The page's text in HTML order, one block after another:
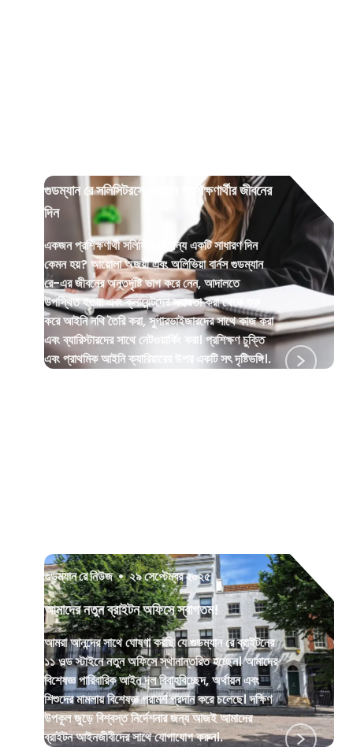
গুডম্যান রে সলিসিটরসে একজন প্রশিক্ষণার্থীর জীবনের
দিন
একজন প্রশিক্ষণার্থী সলিসিটরের জন্য একটি সাধারণ দিন
কেমন হয়? আয়োলা অজয়ী এবং অলিভিয়া বার্নস গুডম্যান
রে-এর জীবনের অন্তর্দৃষ্টি ভাগ করে নেন, আদালতে
উপস্থিত হওয়া এবং ক্লায়েন্টদের সহায়তা করা থেকে শুরু
করে আইনি নথি তৈরি করা, সুপারভাইজারদের সাথে কাজ করা
এবং ব্যারিস্টারদের সাথে নেটওয়ার্কিং করা। প্রশিক্ষণ চুক্তি
এবং প্রাথমিক আইনি ক্যারিয়ারের উপর একটি সৎ দৃষ্টিভঙ্গি।.
গুডম্যান রে নিউজ•২৯ সেপ্টেম্বর ২০২৫
আমাদের নতুন ব্রাইটন অফিসে স্বাগতম!
আমরা আনন্দের সাথে ঘোষণা করছি যে গুডম্যান রে ব্রাইটনের
১১ ওল্ড স্টাইনে নতুন অফিসে স্থানান্তরিত হচ্ছেন। আমাদের
বিশেষজ্ঞ পারিবারিক আইন দল বিবাহবিচ্ছেদ, অর্থায়ন এবং
শিশুদের মামলায় বিশেষজ্ঞ পরামর্শ প্রদান করে চলেছে। দক্ষিণ
উপকূল জুড়ে বিশ্বস্ত নির্দেশনার জন্য আজই আমাদের
ব্রাইটন আইনজীবীদের সাথে যোগাযোগ করুন।.